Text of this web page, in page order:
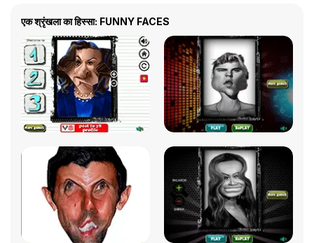
एक श्रृंखला का हिस्सा: FUNNY FACES